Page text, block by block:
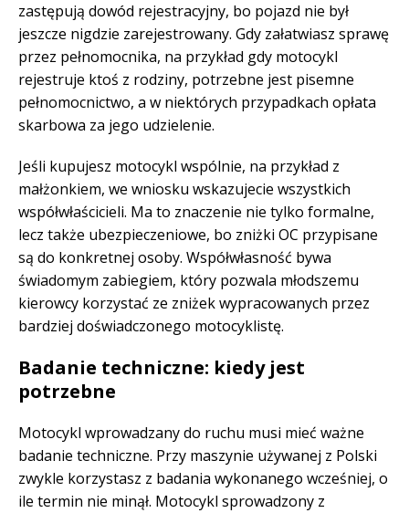
zastępują dowód rejestracyjny, bo pojazd nie był
jeszcze nigdzie zarejestrowany. Gdy załatwiasz sprawę
przez pełnomocnika, na przykład gdy motocykl
rejestruje ktoś z rodziny, potrzebne jest pisemne
pełnomocnictwo, a w niektórych przypadkach opłata
skarbowa za jego udzielenie.
Jeśli kupujesz motocykl wspólnie, na przykład z
małżonkiem, we wniosku wskazujecie wszystkich
współwłaścicieli. Ma to znaczenie nie tylko formalne,
lecz także ubezpieczeniowe, bo zniżki OC przypisane
są do konkretnej osoby. Współwłasność bywa
świadomym zabiegiem, który pozwala młodszemu
kierowcy korzystać ze zniżek wypracowanych przez
bardziej doświadczonego motocyklistę.
Badanie techniczne: kiedy jest
potrzebne
Motocykl wprowadzany do ruchu musi mieć ważne
badanie techniczne. Przy maszynie używanej z Polski
zwykle korzystasz z badania wykonanego wcześniej, o
ile termin nie minął. Motocykl sprowadzony z